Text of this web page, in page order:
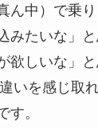
ん中）で乗
みたいな」
欲しいな」
いを感じ取
す。